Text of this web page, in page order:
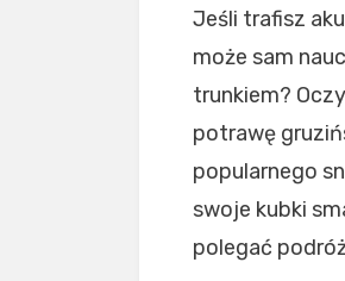
Jeśli trafisz
może sam
trunkiem?
potrawę
popularnego
swoje kubki
polegać